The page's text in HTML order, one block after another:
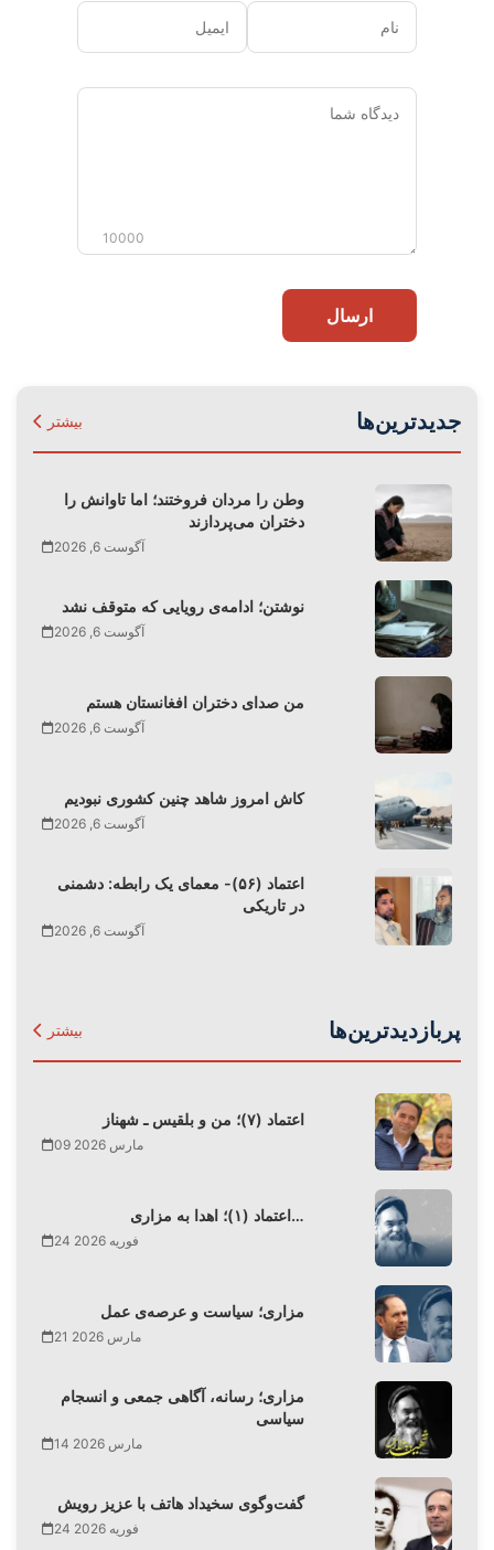
نام ایمیل
دیدگاه
10000
ارسال
جدیدترین‌ها بیشتر
وطن را مردان فروختند؛ اما تاوانش را
دختران می‌پردازند
آگوست 6, 2026
نوشتن؛ ادامه‌ی رویایی که متوقف نشد
آگوست 6, 2026
من صدای دختران افغانستان هستم
آگوست 6, 2026
کاش امروز شاهد چنین کشوری نبودیم
آگوست 6, 2026
اعتماد (۵۶)- معمای یک رابطه: دشمنی
در تاریکی
آگوست 6, 2026
پربازدیدترین‌ها بیشتر
اعتماد (۷)؛ من و بلقیس ـ شهناز
09 مارس 2026
اعتماد (۱)؛ اهدا به مزاری…
24 فوریه 2026
مزاری؛ سیاست و عرصه‌ی عمل
21 مارس 2026
مزاری؛ رسانه، آگاهی جمعی و انسجام
سیاسی
14 مارس 2026
گفت‌وگوی سخیداد هاتف با عزیز رویش
24 فوریه 2026